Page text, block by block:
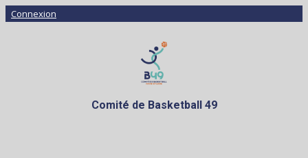
Connexion
Comité de Basketball 49